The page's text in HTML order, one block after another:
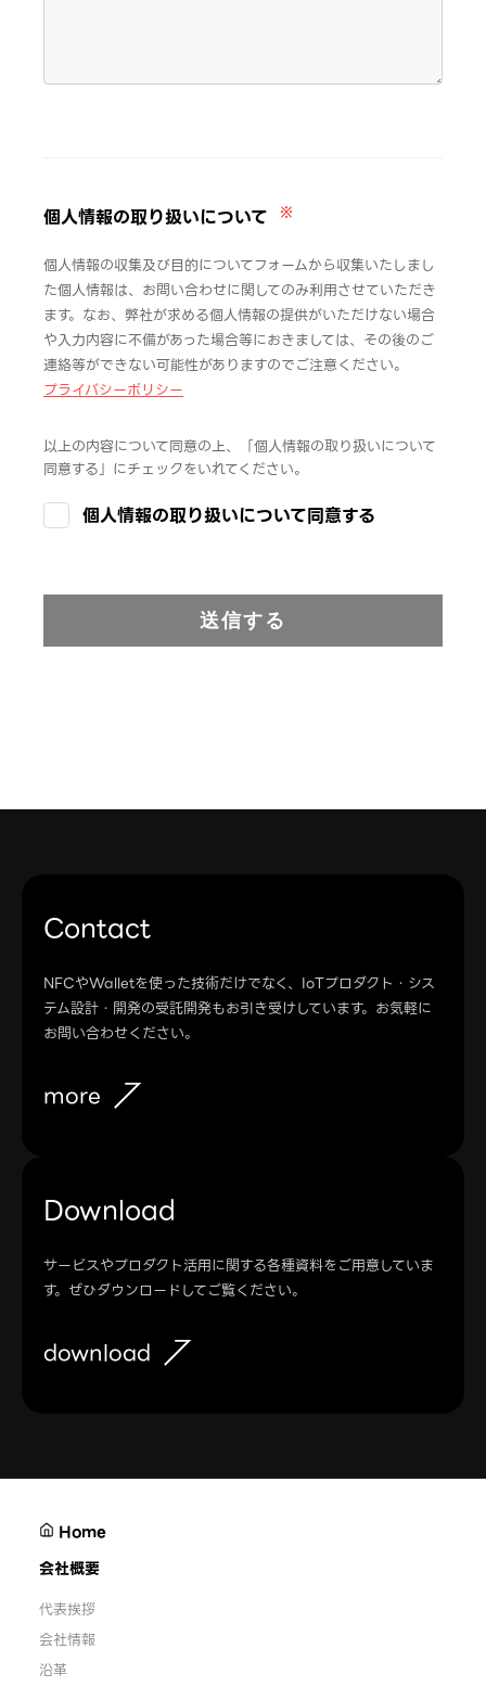
個人情報の取り扱いについて ※
個人情報の収集及び目的についてフォームから収集いたしまし
た個人情報は、お問い合わせに関してのみ利用させていただき
ます。なお、弊社が求める個人情報の提供がいただけない場合
や入力内容に不備があった場合等におきましては、その後のご
連絡等ができない可能性がありますのでご注意ください。
プライバシーポリシー
以上の内容について同意の上、「個人情報の取り扱いについて
同意する」にチェックをいれてください。
個人情報の取り扱いについて同意する
送信する
Contact
NFCやWalletを使った技術だけでなく、IoTプロダクト・シス
テム設計・開発の受託開発もお引き受けしています。お気軽に
お問い合わせください。
more
Download
サービスやプロダクト活用に関する各種資料をご用意していま
す。ぜひダウンロードしてご覧ください。
download
Home
会社概要
代表挨拶
会社情報
沿革